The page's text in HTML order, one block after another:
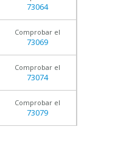
73064
Comprobar el
73069
Comprobar el
73074
Comprobar el
73079